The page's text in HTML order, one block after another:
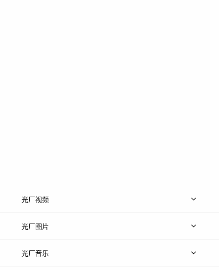
光厂视频
上传视频
光厂图片
上传图片
光厂音乐